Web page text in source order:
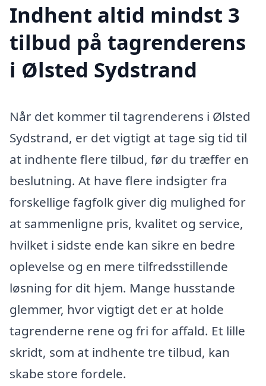
Indhent altid mindst 3
tilbud på tagrenderens
i Ølsted Sydstrand
Når det kommer til tagrenderens i Ølsted
Sydstrand, er det vigtigt at tage sig tid til
at indhente flere tilbud, før du træffer en
beslutning. At have flere indsigter fra
forskellige fagfolk giver dig mulighed for
at sammenligne pris, kvalitet og service,
hvilket i sidste ende kan sikre en bedre
oplevelse og en mere tilfredsstillende
løsning for dit hjem. Mange husstande
glemmer, hvor vigtigt det er at holde
tagrenderne rene og fri for affald. Et lille
skridt, som at indhente tre tilbud, kan
skabe store fordele.